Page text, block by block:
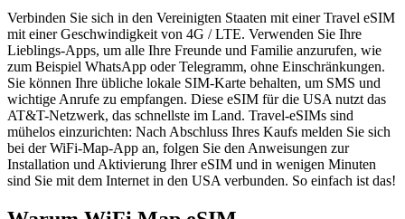
Verbinden Sie sich in den Vereinigten Staaten mit einer Travel eSIM
mit einer Geschwindigkeit von 4G / LTE. Verwenden Sie Ihre
Lieblings-Apps, um alle Ihre Freunde und Familie anzurufen, wie
zum Beispiel WhatsApp oder Telegramm, ohne Einschränkungen.
Sie können Ihre übliche lokale SIM-Karte behalten, um SMS und
wichtige Anrufe zu empfangen. Diese eSIM für die USA nutzt das
AT&T-Netzwerk, das schnellste im Land. Travel-eSIMs sind
mühelos einzurichten: Nach Abschluss Ihres Kaufs melden Sie sich
bei der WiFi-Map-App an, folgen Sie den Anweisungen zur
Installation und Aktivierung Ihrer eSIM und in wenigen Minuten
sind Sie mit dem Internet in den USA verbunden. So einfach ist das!